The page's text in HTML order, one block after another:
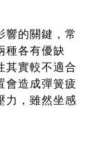
響的關鍵，常
種各有優缺
其實較不適合
會造成彈簧疲
力，雖然坐感